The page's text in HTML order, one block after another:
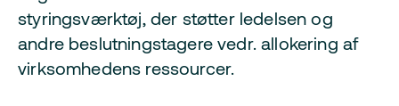
styringsværktøj, der støtter ledelsen og
andre beslutningstagere vedr. allokering af
virksomhedens ressourcer.